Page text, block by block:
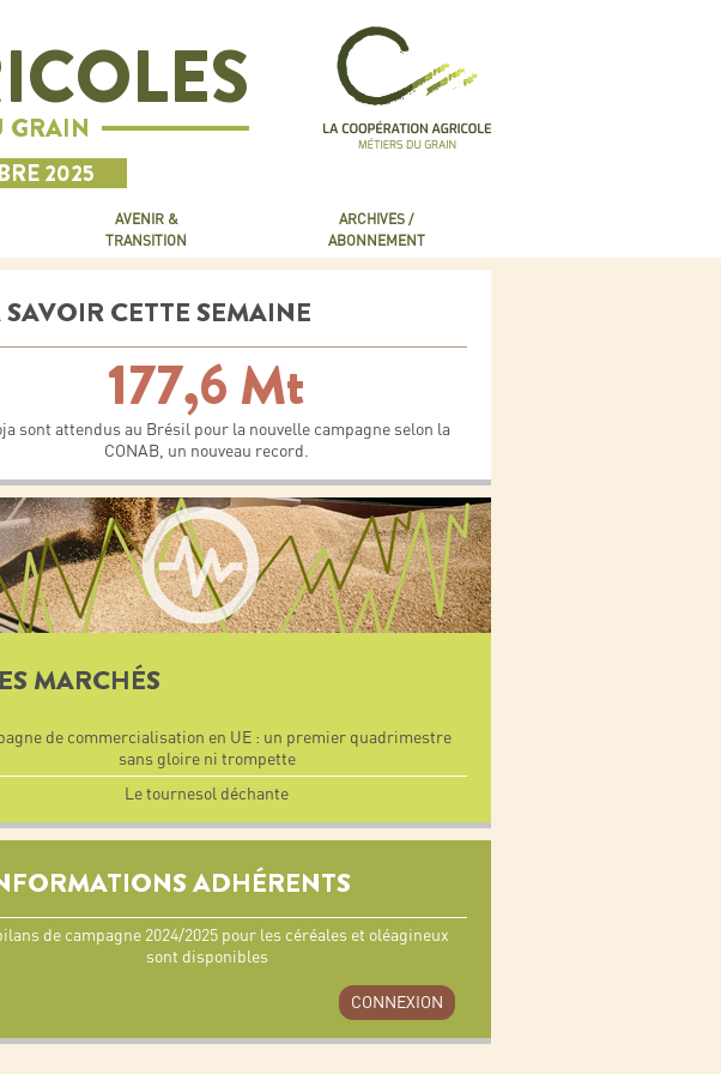
GRAIN
2025
AVENIR &
TRANSITION
ARCHIVES /
ABONNEMENT
SAVOIR CETTE SEMAINE
177,6 Mt
sont attendus au Brésil pour la nouvelle campagne selon la
CONAB, un nouveau record.
MARCHÉS
de commercialisation en UE : un premier quadrimestre
sans gloire ni trompette
Le tournesol déchante
ADHÉRENTS
de campagne 2024/2025 pour les céréales et oléagineux
sont disponibles
CONNEXION